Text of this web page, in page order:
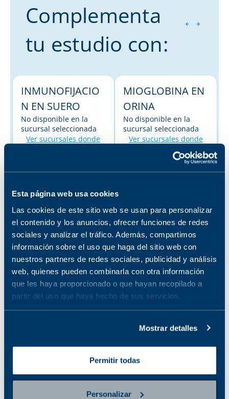
Esta página web usa cookies
Las cookies de este sitio web se usan para personalizar
el contenido y los anuncios, ofrecer funciones de redes
sociales y analizar el tráfico. Además, compartimos
información sobre el uso que haga del sitio web con
nuestros partners de redes sociales, publicidad y análisis
web, quienes pueden combinarla con otra información
que les haya proporcionado o que hayan recopilado a
partir del uso que haya hecho de sus servicios.
Mostrar detalles
Permitir todas
Personalizar
Complementa
tu estudio con:
INMUNOFIJACIO
N EN SUERO
No disponible en la
sucursal seleccionada
Ver sucursales donde
MIOGLOBINA EN
ORINA
No disponible en la
sucursal seleccionada
Ver sucursales donde
está disponible
EN ORINA
No disponible en la
Ver sucursales donde
está disponible
No disponible en la
sucursal seleccionada
Ver sucursales donde
está disponible
COCAINA EN
ORINA
No disponible en la